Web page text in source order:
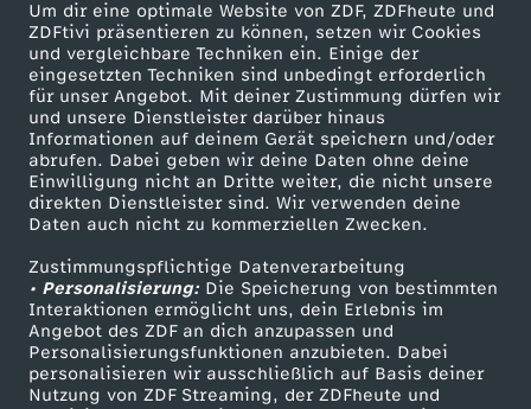
Um dir eine optimale Website von ZDF, ZDFheute und
ZDFtivi präsentieren zu können, setzen wir Cookies
und vergleichbare Techniken ein. Einige der
eingesetzten Techniken sind unbedingt erforderlich
für unser Angebot. Mit deiner Zustimmung dürfen wir
und unsere Dienstleister darüber hinaus
Informationen auf deinem Gerät speichern und/oder
abrufen. Dabei geben wir deine Daten ohne deine
Einwilligung nicht an Dritte weiter, die nicht unsere
direkten Dienstleister sind. Wir verwenden deine
Daten auch nicht zu kommerziellen Zwecken.
Zustimmungspflichtige Datenverarbeitung
• Personalisierung:Die Speicherung von bestimmten
Interaktionen ermöglicht uns, dein Erlebnis im
Angebot des ZDF an dich anzupassen und
Personalisierungsfunktionen anzubieten. Dabei
personalisieren wir ausschließlich auf Basis deiner
Nutzung von ZDF Streaming, der ZDFheute und
t
e
-
G
e
r
h
Mehr ZDF
ZDF-Apps
Smart TV
ZDFtext
Livestreams
Sendungen A-Z
TV-Programm
Service
ZDFmitreden
Kontakt zum ZDF
Tickets
Zuschauerservice
Hilfe